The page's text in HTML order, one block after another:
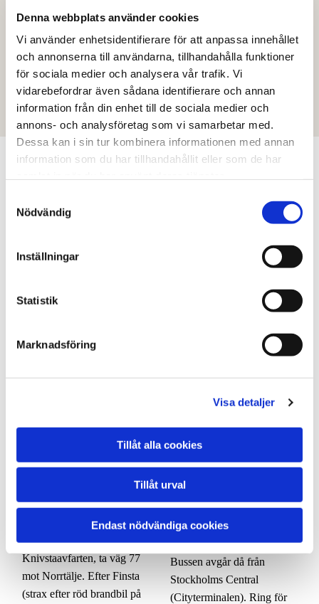
Denna webbplats använder cookies
Vi använder enhetsidentifierare för att anpassa innehållet
och annonserna till användarna, tillhandahålla funktioner
för sociala medier och analysera vår trafik. Vi
vidarebefordrar även sådana identifierare och annan
information från din enhet till de sociala medier och
annons- och analysföretag som vi samarbetar med.
Dessa kan i sin tur kombinera informationen med annan
information som du har tillhandahållit eller som de har
Nödvändig
Inställningar
Statistik
Marknadsföring
Visa detaljer
Tillåt alla cookies
Tillåt urval
Endast nödvändiga cookies
Hitta till oss
Från Stockholm:
trafikplats tar man väg 77
ca 1.3 km ta av höger mot
Syninge). Vid gult tegelhus
(nedlagd affär) ta av till
vänster. Efter tredje huset
ser man parkeringen och är
Från Uppsala:E4 mot
Stockholm. Sväng av i
Knivstaavfarten, ta väg 77
mot Norrtälje. Efter Finsta
(strax efter röd brandbil på
Hitta till oss
kollektivtrafik
går buss
nr 676 från Tekniska
hållplatsen du ska till heter
Rösa trafikplats. Där byter
ni till buss 677 mot Uppsala
Rimbo och stiger av vid
Husby vägskäl. Från Husby
vägskäl är det ca. 1 km till
Kursgården. Följ skyltning
mot Syninge och slutligen
mot kursgård.
Man kan också boka buss
via Syninge kursgård.
Bussen avgår då från
Stockholms Central
(Cityterminalen). Ring för